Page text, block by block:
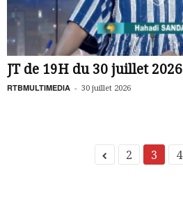
JT de 19H du 30 juillet 2026
RTBMULTIMEDIA - 30 juillet 2026
2 3 4